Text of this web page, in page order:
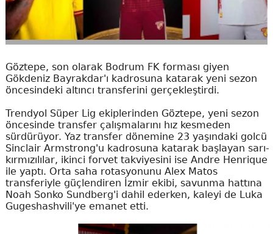
Göztepe, son olarak Bodrum FK forması giyen
Gökdeniz Bayrakdar'ı kadrosuna katarak yeni sezon
öncesindeki altıncı transferini gerçekleştirdi.
Trendyol Süper Lig ekiplerinden Göztepe, yeni sezon
öncesinde transfer çalışmalarını hız kesmeden
sürdürüyor. Yaz transfer dönemine 23 yaşındaki golcü
Sinclair Armstrong'u kadrosuna katarak başlayan sarı-
kırmızılılar, ikinci forvet takviyesini ise Andre Henrique
ile yaptı. Orta saha rotasyonunu Alex Matos
transferiyle güçlendiren İzmir ekibi, savunma hattına
Noah Sonko Sundberg'i dahil ederken, kaleyi de Luka
Gugeshashvili'ye emanet etti.